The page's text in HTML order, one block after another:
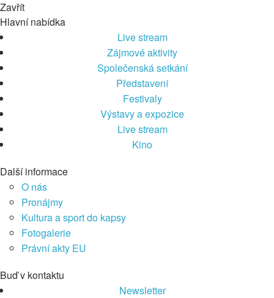
Zavřít
Hlavní nabídka
Live stream
Zájmové aktivity
Společenská setkání
Představení
Festivaly
Výstavy a expozice
Live stream
Kino
Další informace
O nás
Pronájmy
Kultura a sport do kapsy
Fotogalerie
Právní akty EU
Buď v kontaktu
Newsletter